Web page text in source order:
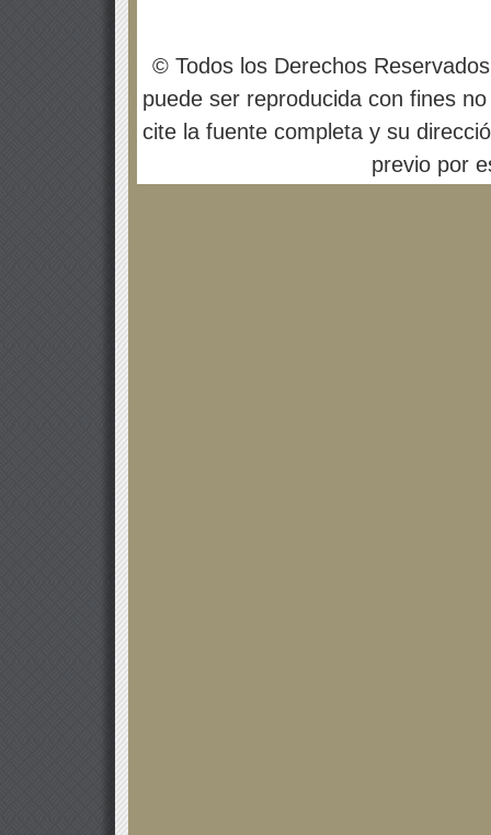
© Todos los Derechos
puede ser reproducida con fines
cite la fuente completa y su
previo por